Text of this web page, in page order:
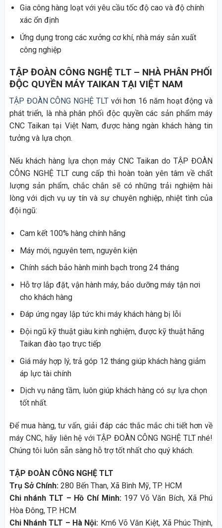
Gia công hàng loạt với yêu cầu tốc độ cao và độ chính
xác ổn định
Ứng dụng trong các xưởng cơ khí, nhà máy sản xuất
công nghiệp
TẬP ĐOÀN CÔNG NGHỆ TLT – NHÀ PHÂN PHỐI
ĐỘC QUYỀN MÁY TAIKAN TẠI VIỆT NAM
TẬP ĐOÀN CÔNG NGHỆ TLTvới hơn 16 năm hoạt động và
phát triển, là nhà phân phối độc quyền các sản phẩm máy
CNC Taikan tại Việt Nam, được hàng ngàn khách hàng tin
tưởng và lựa chọn.
Nếu khách hàng lựa chọn máy CNC Taikan do TẬP ĐOÀN
CÔNG NGHỆ TLT cung cấp thì hoàn toàn yên tâm về chất
lượng sản phẩm, chắc chắn sẽ có những trải nghiệm hài
lòng với dịch vụ uy tín và sự chuyên nghiệp, nhiệt tình của
đội ngũ:
Cam kết 100% hàng chính hãng
Máy mới, nguyên tem, nguyên kiện
Chính sách bảo hành minh bạch trong 24 tháng
Hỗ trợ lắp đặt, vận hành máy, bảo dưỡng máy tận nơi
cho khách hàng
Đáp ứng ngay lập tức khi máy khách hàng bị lỗi
Đội ngũ kỹ thuật giàu kinh nghiệm, được kỹ thuật hãng
Taikan đào tạo trực tiếp
Giá máy hợp lý, trả góp 12 tháng giúp khách hàng giảm
áp lực tài chính
Dịch vụ nâng tầm, luôn giúp khách hàng có sự lựa chọn
tốt nhất.
Để mua hàng, tư vấn, giải đáp các thắc mắc chi tiết hơn về
máy CNC, hãy liên hệ với TẬP ĐOÀN CÔNG NGHỆ TLT nhé!
Chúng tôi luôn sẵn sàng hỗ trợ tốt nhất cho quý khách.
TẬP ĐOÀN CÔNG NGHỆ TLT
Trụ Sở Chính: 280 Bến Than, Xã Bình Mỹ, TP. HCM
Chi nhánh TLT – Hồ Chí Minh: 197 Võ Văn Bích, Xã Phú
Hòa Đông, TP. HCM
Chi Nhánh TLT – Hà Nội: Km6 Võ Văn Kiệt, Xã Phúc Thịnh,